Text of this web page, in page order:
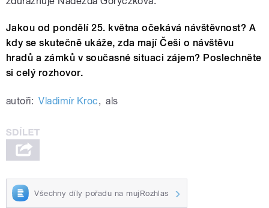
Jakou od pondělí 25. května očekává návštěvnost? A
kdy se skutečně ukáže, zda mají Češi o návštěvu
hradů a zámků v současné situaci zájem? Poslechněte
si celý rozhovor.
autoři: Vladimír Kroc, als
Všechny díly pořadu na mujRozhlas